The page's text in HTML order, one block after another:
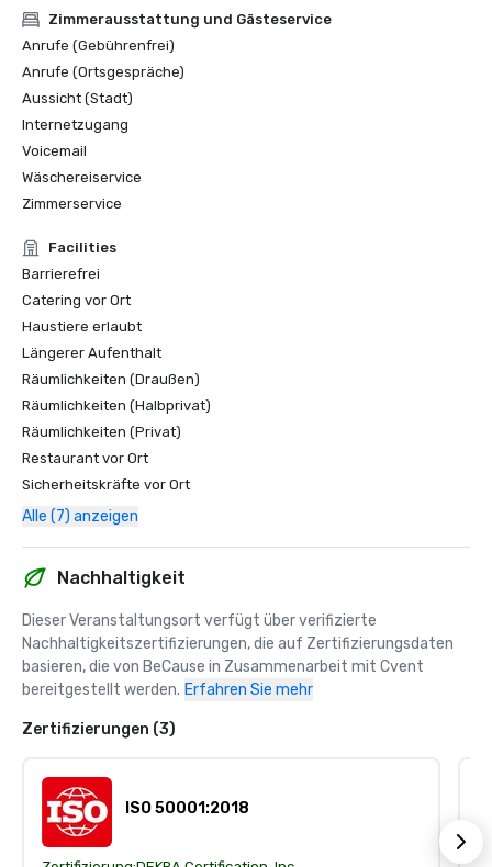
Zimmerausstattung und Gästeservice
Anrufe (Gebührenfrei)
Anrufe (Ortsgespräche)
Aussicht (Stadt)
Internetzugang
Voicemail
Wäschereiservice
Zimmerservice
Facilities
Barrierefrei
Catering vor Ort
Haustiere erlaubt
Längerer Aufenthalt
Räumlichkeiten (Draußen)
Räumlichkeiten (Halbprivat)
Räumlichkeiten (Privat)
Restaurant vor Ort
Sicherheitskräfte vor Ort
Alle (7) anzeigen
Nachhaltigkeit
Dieser Veranstaltungsort verfügt über verifizierte
Nachhaltigkeitszertifizierungen, die auf Zertifizierungsdaten
basieren, die von BeCause in Zusammenarbeit mit Cvent
bereitgestellt werden. Erfahren Sie mehr
Zertifizierungen (3)
ISO 50001:2018